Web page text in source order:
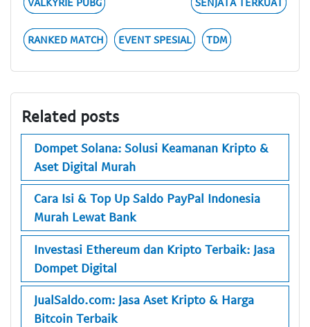
RANKED MATCH EVENT SPESIAL TDM
Related posts
Dompet Solana: Solusi Keamanan Kripto &
Aset Digital Murah
Cara Isi & Top Up Saldo PayPal Indonesia
Murah Lewat Bank
Investasi Ethereum dan Kripto Terbaik: Jasa
Dompet Digital
JualSaldo.com: Jasa Aset Kripto & Harga
Bitcoin Terbaik